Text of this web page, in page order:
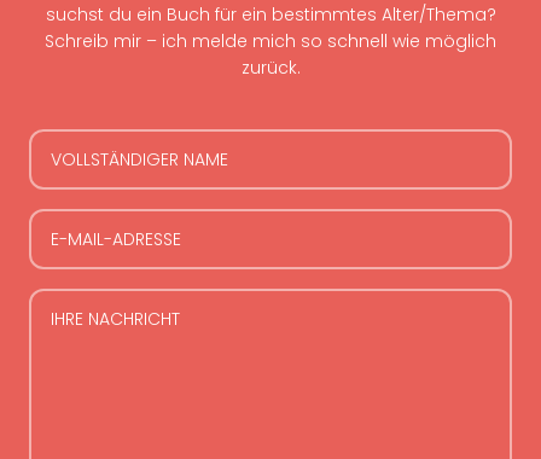
suchst du ein Buch für ein bestimmtes Alter/Thema?
Schreib mir – ich melde mich so schnell wie möglich
zurück.